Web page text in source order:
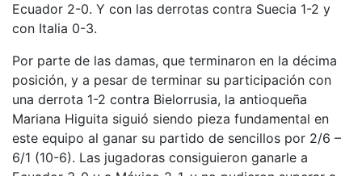
Ecuador 2-0. Y con las derrotas contra Suecia 1-2 y
con Italia 0-3.
Por parte de las damas, que terminaron en la décima
posición, y a pesar de terminar su participación con
una derrota 1-2 contra Bielorrusia, la antioqueña
Mariana Higuita siguió siendo pieza fundamental en
este equipo al ganar su partido de sencillos por 2/6 –
6/1 (10-6). Las jugadoras consiguieron ganarle a